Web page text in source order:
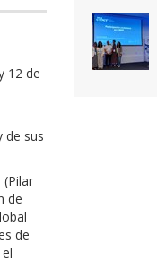
12 de
de sus
(Pilar
de
de